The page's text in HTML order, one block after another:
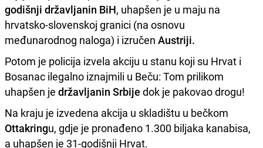
godišnji državljanin BiH, uhapšen je u maju na
hrvatsko-slovenskoj granici (na osnovu
međunarodnog naloga) i izručen Austriji.
Potom je policija izvela akciju u stanu koji su Hrvat i
Bosanac ilegalno iznajmili u Beču: Tom prilikom
uhapšen je državljanin Srbije dok je pakovao drogu!
Na kraju je izvedena akcija u skladištu u bečkom
Ottakringu, gdje je pronađeno 1.300 biljaka kanabisa,
a uhapšen je 31-godišnji Hrvat.